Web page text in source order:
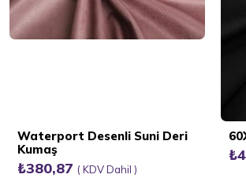
Waterport Desenli Suni Deri
Kumaş
₺380,87 KDV Dahil